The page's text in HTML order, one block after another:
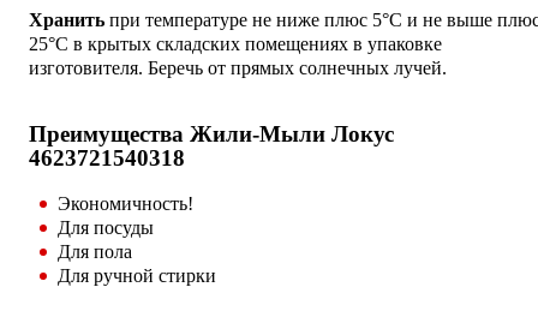
Хранить при температуре не ниже плюс 5°C и не выше
25°C в крытых складских помещениях в упаковке
изготовителя. Беречь от прямых солнечных лучей.
Преимущества Жили-Мыли Локус
4623721540318
Экономичность!
Для посуды
Для пола
Для ручной стирки